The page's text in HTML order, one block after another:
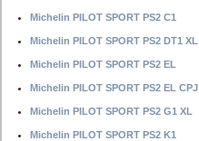
Michelin PILOT SPORT PS2 C1
Michelin PILOT SPORT PS2 DT1 XL
Michelin PILOT SPORT PS2 EL
Michelin PILOT SPORT PS2 EL CPJ
Michelin PILOT SPORT PS2 G1 XL
Michelin PILOT SPORT PS2 K1